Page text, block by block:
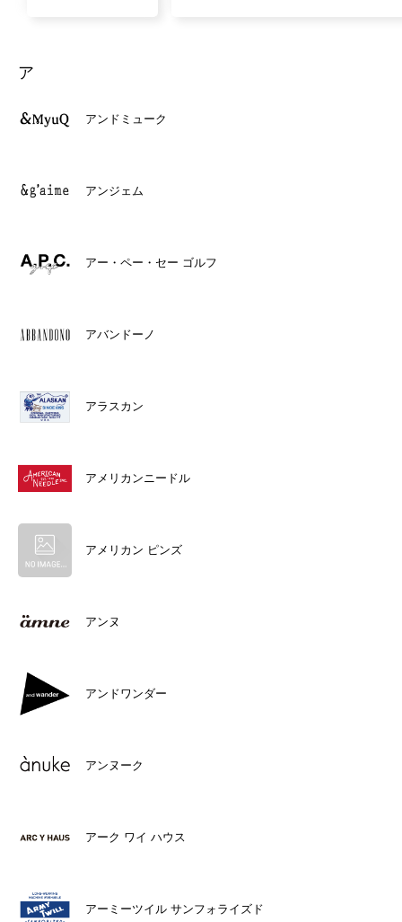
ア
アンドミューク
アンジェム
アー・ペー・セー ゴルフ
アバンドーノ
アラスカン
アメリカンニードル
アメリカン ピンズ
アンヌ
アンドワンダー
アンヌーク
アーク ワイ ハウス
アーミーツイル サンフォライズド